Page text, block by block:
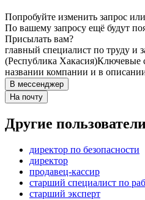
Попробуйте изменить запрос
По вашему запросу ещё будут
Присылать вам?
главный специалист по труду и
(Республика Хакасия)Ключевые
названии компании и в
В мессенджер
На почту
Другие
директор по безопасности
директор
продавец-кассир
старший специалист по
старший эксперт